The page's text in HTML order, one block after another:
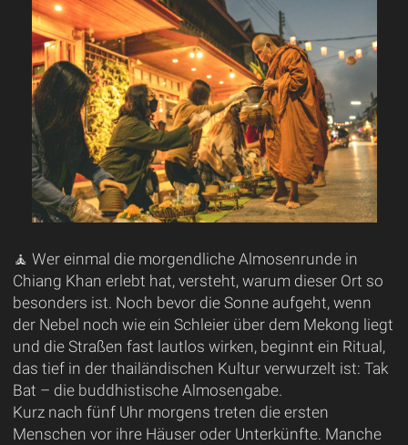
🧘 Wer einmal die morgendliche Almosenrunde in
Chiang Khan erlebt hat, versteht, warum dieser Ort so
besonders ist. Noch bevor die Sonne aufgeht, wenn
der Nebel noch wie ein Schleier über dem Mekong liegt
und die Straßen fast lautlos wirken, beginnt ein Ritual,
das tief in der thailändischen Kultur verwurzelt ist: Tak
Bat – die buddhistische Almosengabe.
Kurz nach fünf Uhr morgens treten die ersten
Menschen vor ihre Häuser oder Unterkünfte. Manche